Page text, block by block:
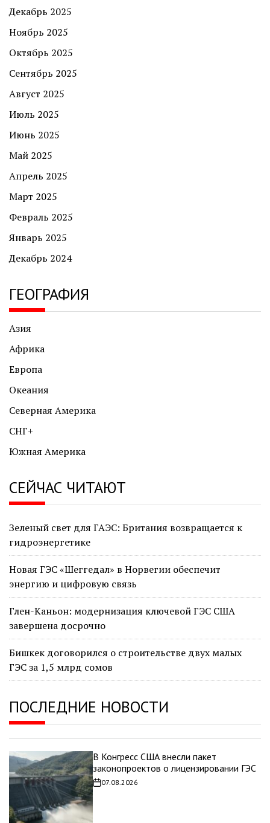
Декабрь 2025
Ноябрь 2025
Октябрь 2025
Сентябрь 2025
Август 2025
Июль 2025
Июнь 2025
Май 2025
Апрель 2025
Март 2025
Февраль 2025
Январь 2025
Декабрь 2024
ГЕОГРАФИЯ
Азия
Африка
Европа
Океания
Северная Америка
СНГ+
Южная Америка
СЕЙЧАС ЧИТАЮТ
Зеленый свет для ГАЭС: Британия возвращается к
гидроэнергетике
Новая ГЭС «Шеггедал» в Норвегии обеспечит
энергию и цифровую связь
Глен-Каньон: модернизация ключевой ГЭС США
завершена досрочно
Бишкек договорился о строительстве двух малых
ГЭС за 1,5 млрд сомов
ПОСЛЕДНИЕ НОВОСТИ
В Конгресс США внесли пакет
законопроектов о лицензировании ГЭС
Дата
записи
07.08.2026